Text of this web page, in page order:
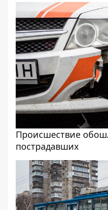
Происшествие
пострадавших